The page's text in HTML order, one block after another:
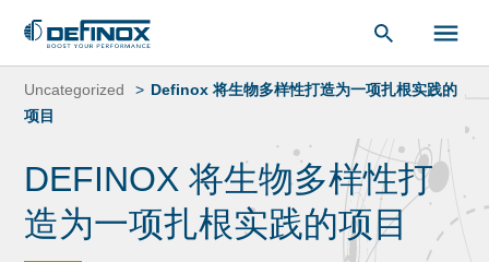
跳
到
容
索：
Uncategorized
Definox 将生物多样性打造为一项扎根实践的
项目
DEFINOX 将生物多样性打
造为一项扎根实践的项目